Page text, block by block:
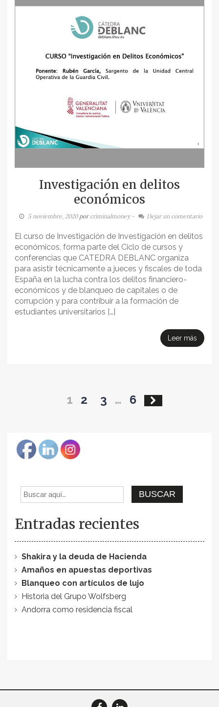
Investigación en delitos
económicos
5 noviembre, 2020porcriminalmoney - Dejar un comentario
El curso de Investigación de Investigación en delitos
económicos, forma parte del Ciclo de cursos y
conferencias que CATEDRA DEBLANC organiza
para asistir técnicamente a jueces y fiscales de toda
España en la lucha contra los delitos financiero-
económicos y de blanqueo de capitales o de
corrupción y para contribuir a la formación de
estudiantes universitarios […]
Leer más
Paginación
1 2 3 … 6
Entradas recientes
Shakira y la deuda de Hacienda
Amaños en apuestas deportivas
Blanqueo con artículos de lujo
Historia del Grupo Wolfsberg
Andorra como residencia fiscal